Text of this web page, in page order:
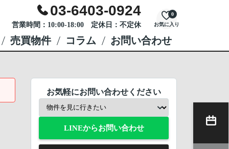
03-6403-0924
営業時間：10:00-18:00 定休日：不定休 お気に入り
0
売買物件 コラム お問い合わせ
お気軽にお問い合わせください
LINEからお問い合わせ